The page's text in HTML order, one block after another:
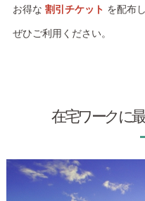
お得な 割引チケット を配布
ぜひご利用ください。
在宅ワークに